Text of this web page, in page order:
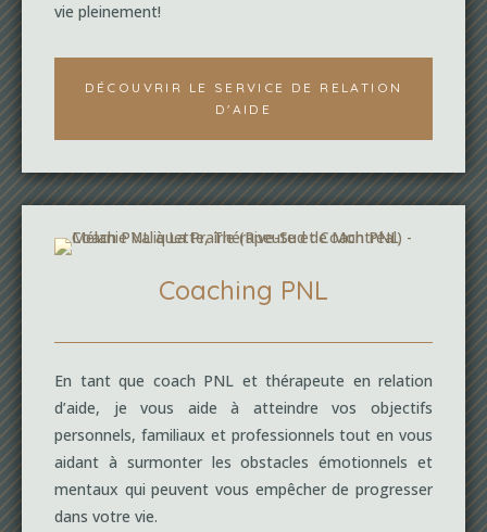
vie pleinement!
DÉCOUVRIR LE SERVICE DE RELATION
D'AIDE
Coaching PNL
En tant que coach PNL et thérapeute en relation
d’aide, je vous aide à atteindre vos objectifs
personnels, familiaux et professionnels tout en vous
aidant à surmonter les obstacles émotionnels et
mentaux qui peuvent vous empêcher de progresser
dans votre vie.